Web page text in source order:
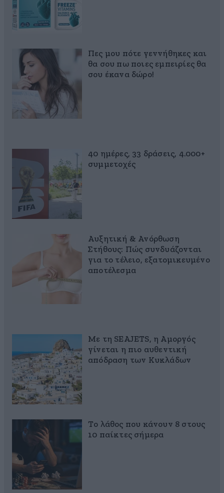
Πες μου πότε γεννήθηκες και
θα σου πω ποιες εμπειρίες θα
σου έκανα δώρο!
40 ημέρες, 33 δράσεις, 4.000+
συμμετοχές
Αυξητική & Ανόρθωση
Στήθους: Πώς συνδυάζονται
για το τέλειο, εξατομικευμένο
αποτέλεσμα
Με τη SEAJETS, η Αμοργός
γίνεται η πιο αυθεντική
απόδραση των Κυκλάδων
Το λάθος που κάνουν 8 στους
10 παίκτες σήμερα